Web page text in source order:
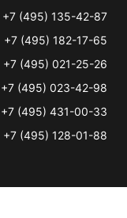
+7 (495) 135-42-87
+7 (495) 182-17-65
+7 (495) 021-25-26
+7 (495) 023-42-98
+7 (495) 431-00-33
+7 (495) 128-01-88